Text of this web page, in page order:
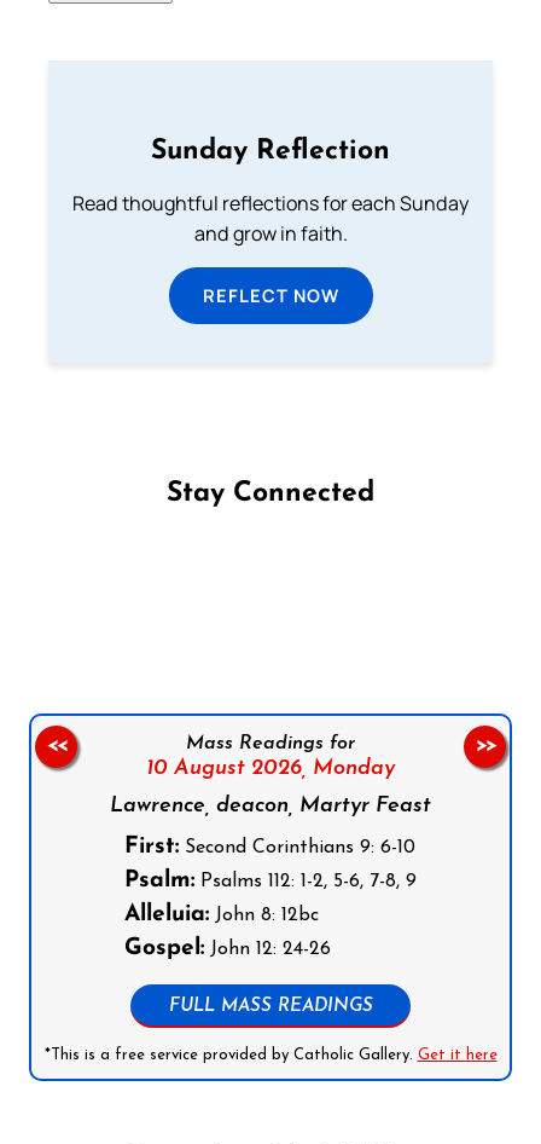
Sunday Reflection
Read thoughtful reflections for each Sunday
and grow in faith.
REFLECT NOW
Stay Connected
Mass Readings for
10 August 2026, Monday
Lawrence, deacon, Martyr Feast
First: Second Corinthians 9: 6-10
Psalm: Psalms 112: 1-2, 5-6, 7-8, 9
Alleluia: John 8: 12bc
Gospel: John 12: 24-26
FULL MASS READINGS
*This is a free service provided by Catholic Gallery. Get it here
<< >>